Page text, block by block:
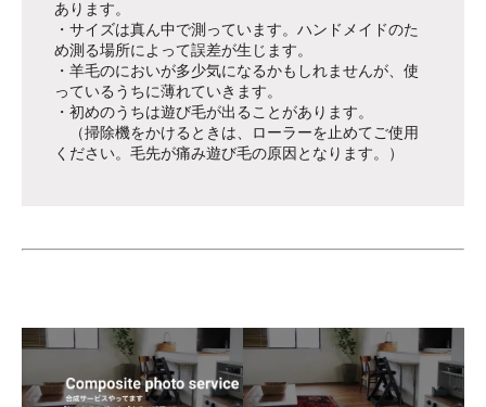
あります。
・サイズは真ん中で測っています。ハンドメイドのた
め測る場所によって誤差が生じます。
・羊毛のにおいが多少気になるかもしれませんが、使
っているうちに薄れていきます。
・初めのうちは遊び毛が出ることがあります。
（掃除機をかけるときは、ローラーを止めてご使用
ください。毛先が痛み遊び毛の原因となります。）